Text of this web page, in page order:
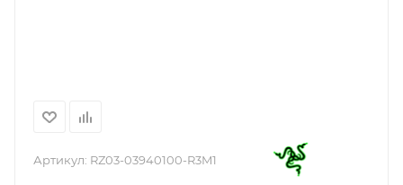
Артикул: RZ03-03940100-R3M1